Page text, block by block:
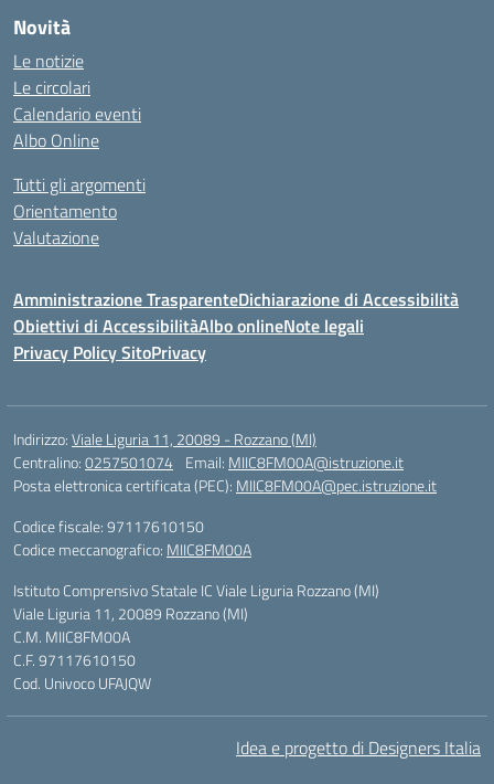
Novità
Le notizie
Le circolari
Calendario eventi
Albo Online
Tutti gli argomenti
Orientamento
Valutazione
Amministrazione TrasparenteDichiarazione di Accessibilità
Obiettivi di AccessibilitàAlbo onlineNote legali
Privacy Policy SitoPrivacy
Indirizzo:Viale Liguria 11, 20089 - Rozzano (MI)
Centralino:0257501074 Email: MIIC8FM00A@istruzione.it
Posta elettronica certificata (PEC): MIIC8FM00A@pec.istruzione.it
Codice fiscale: 97117610150
Codice meccanografico: MIIC8FM00A
Istituto Comprensivo Statale IC Viale Liguria Rozzano (MI)
Viale Liguria 11, 20089 Rozzano (MI)
C.M. MIIC8FM00A
C.F. 97117610150
Cod. Univoco UFAJQW
Idea e progetto di Designers Italia